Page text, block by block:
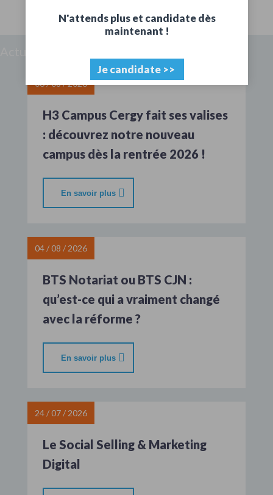
06 / 08 / 2026
H3 Campus Cergy fait ses valises
: découvrez notre nouveau
campus dès la rentrée 2026 !
En savoir plus
04 / 08 / 2026
BTS Notariat ou BTS CJN :
qu’est-ce qui a vraiment changé
avec la réforme ?
En savoir plus
24 / 07 / 2026
Le Social Selling & Marketing
Digital
N'attends plus et candidate dès
maintenant !
Je candidate >>